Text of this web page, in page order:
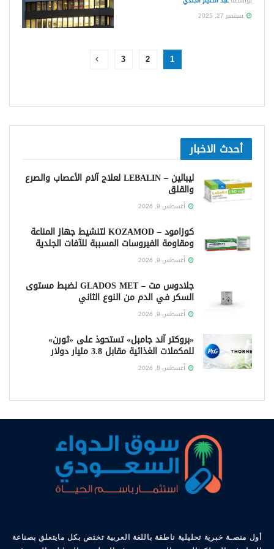
سبتمبر 27, 2025
1
2
3
أحدث الاخبار
ليبالين – LEBALIN لعلاج آلام الأعصاب والصرع
والقلق
أغسطس 9, 2026
كوزامود – KOZAMOD لتنشيط جهاز المناعة
ومقاومة الفيروسات المسببة للآفات الجلدية
أغسطس 9, 2026
جلادوس مت – GLADOS MET لضبط مستوى
السكر في الدم من النوع الثاني
أغسطس 9, 2026
«بروكتر آند جامبل» تستحوذ على «ثورن»
للمكملات الغذائية مقابل 3.8 مليار دولار
أغسطس 8, 2026
أول منصـة خبرية تحليلية ناطقة باللغة العربية تختص بكل مايتعلق بصناعة